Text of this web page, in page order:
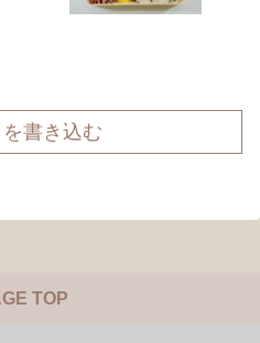
書き込む
TOP